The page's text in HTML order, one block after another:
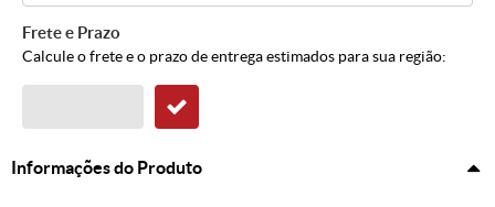
Frete e Prazo
Calcule o frete e o prazo de entrega estimados para sua região:
Informações do Produto